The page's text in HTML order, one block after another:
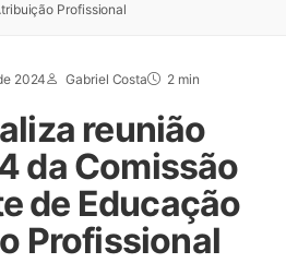
Profissional
2024 Gabriel Costa 2 min
reunião
da Comissão
de Educação
Profissional